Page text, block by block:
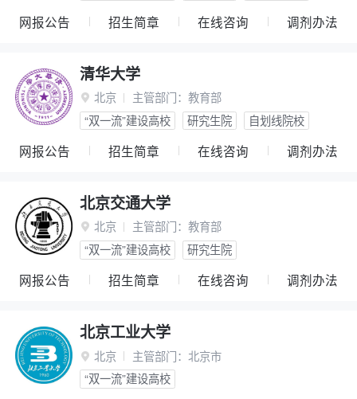
网报公告 招生简章 在线咨询 调剂办法
清华大学
 北京 主管部门： 教育部
“双一流”建设高校
研究生院 自划线院校
网报公告 招生简章 在线咨询 调剂办法
北京交通大学
 北京 主管部门： 教育部
“双一流”建设高校
研究生院
网报公告 招生简章 在线咨询 调剂办法
北京工业大学
 北京 主管部门： 北京市
“双一流”建设高校